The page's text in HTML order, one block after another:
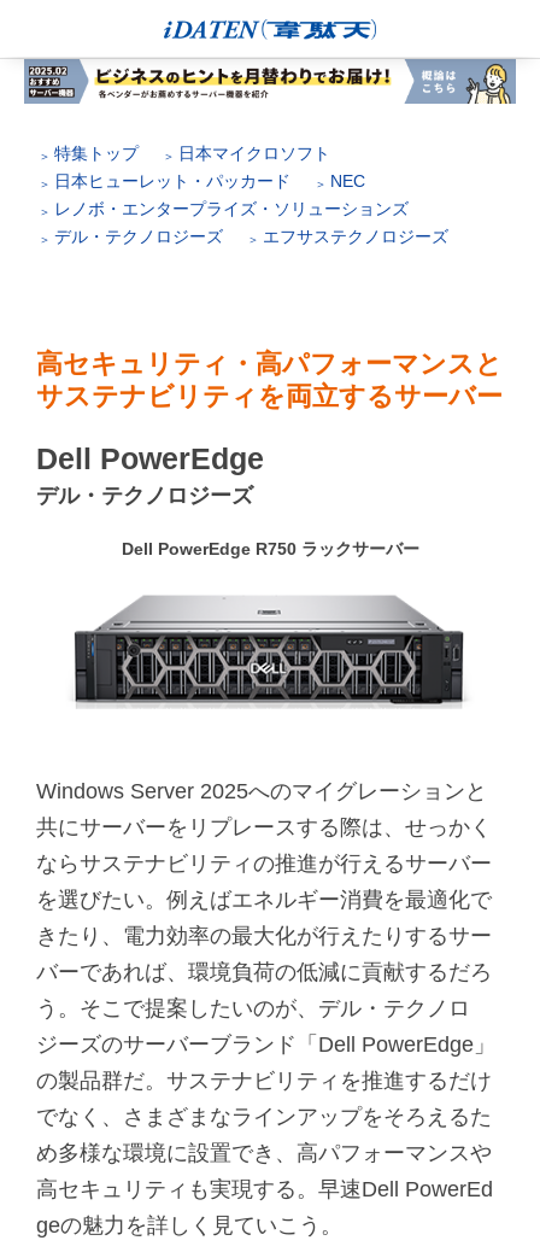
特集トップ
日本マイクロソフト
日本ヒューレット・パッカード
NEC
レノボ・エンタープライズ・ソリューションズ
デル・テクノロジーズ
エフサステクノロジーズ
Dell PowerEdge R750 ラックサーバー
高セキュリティ・高パフォーマンスと
サステナビリティを両立するサーバー
Dell PowerEdge
デル・テクノロジーズ
Windows Server 2025へのマイグレーションと
共にサーバーをリプレースする際は、せっかく
ならサステナビリティの推進が行えるサーバー
を選びたい。例えばエネルギー消費を最適化で
きたり、電力効率の最大化が行えたりするサー
バーであれば、環境負荷の低減に貢献するだろ
う。そこで提案したいのが、デル・テクノロ
ジーズのサーバーブランド「Dell PowerEdge」
の製品群だ。サステナビリティを推進するだけ
でなく、さまざまなラインアップをそろえるた
め多様な環境に設置でき、高パフォーマンスや
高セキュリティも実現する。早速Dell PowerEd
geの魅力を詳しく見ていこう。